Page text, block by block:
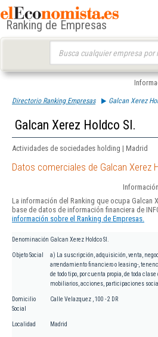
Ranking de Empresas
Directorio Ranking Empresas Galcan Xerez
Galcan Xerez Holdco Sl.
Actividades de sociedades holding | Madrid
Datos comerciales de Galcan Xerez
La información del Ranking que ocupa Galcan
base de datos de información financiera de
información sobre el Ranking de Empresas.
Denominación Galcan Xerez Holdco Sl.
Objeto Social
a) La suscripción, adquisición, venta,
arrendamiento financiero o leasing-,
de todo tipo, por cuenta propia, de toda
mobiliarios, acciones, participaciones
Domicilio
Social
Calle Velazquez , 100 - 2 DR
Localidad Madrid